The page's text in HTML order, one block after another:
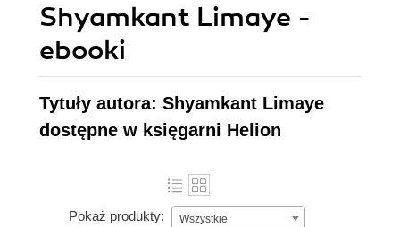
Shyamkant Limaye -
ebooki
Tytuły autora: Shyamkant Limaye
dostępne w księgarni Helion
Pokaż produkty: Wszystkie